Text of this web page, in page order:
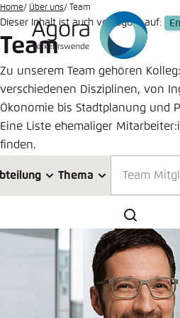
Zum
Hauptinhalt
gehen
Home Über uns Team
Dieser Inhalt ist auch verfügbar auf:
Team
Zu unserem Team gehören
verschiedenen Disziplinen, von
Ökonomie bis Stadtplanung und
Eine Liste ehemaliger
finden.
Suchen
Thema